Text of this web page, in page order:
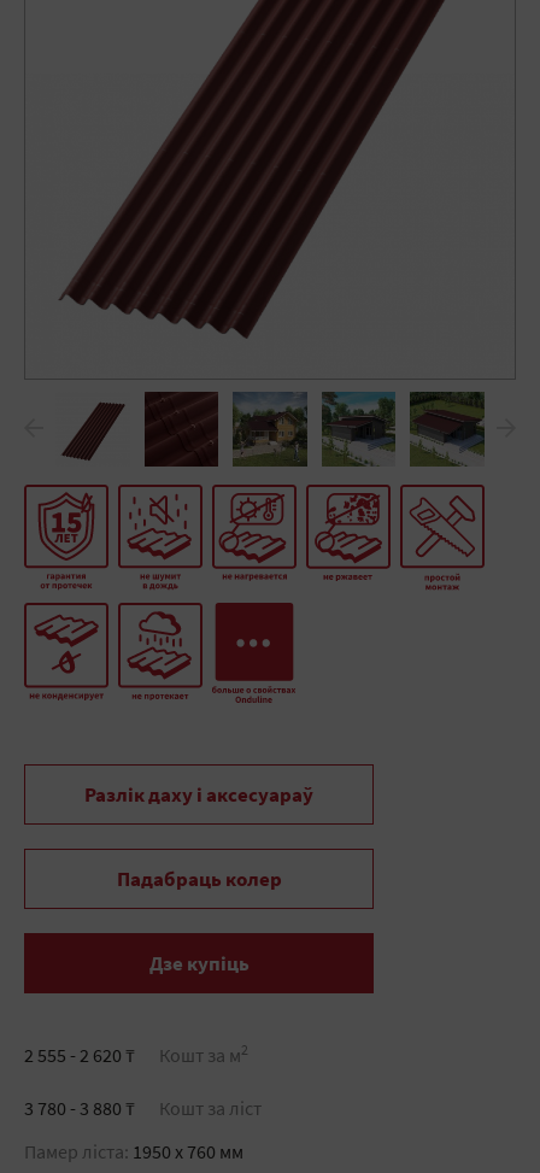
Разлік даху і аксесуараў
Падабраць колер
Дзе купіць
2 555 - 2 620 ₸ Кошт за м2
3 780 - 3 880 ₸ Кошт за ліст
Памер ліста: 1950 x 760 мм